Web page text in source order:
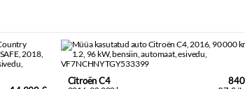
Citroën C4